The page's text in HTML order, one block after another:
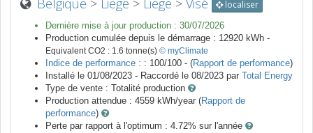
Belgique > Liege > Liege >Visé localiser
Dernière mise à jour production : 30/07/2026
Production cumulée depuis le démarrage : 12920 kWh -
Equivalent CO2 : 1.6 tonne(s) © myClimate
Indice de performance : : 100/100 - (Rapport de performance)
Installé le 01/08/2023 - Raccordé le 08/2023 par Total Energy
Type de vente : Totalité production
Production attendue : 4559 kWh/year (Rapport de
performance)
Perte par rapport à l'optimum : 4.72% sur l'année